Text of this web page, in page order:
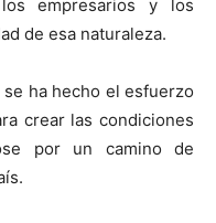
empresarios y los
de esa naturaleza.
ha hecho el esfuerzo
crear las condiciones
por un camino de